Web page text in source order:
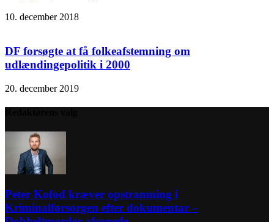
10. december 2018
DF forsøgte at få folkeafstemning om
udlændingepolitik i 2000
20. december 2019
Peter Kofod kræver opstramning i
Kriminalforsorgen efter dokumentar –